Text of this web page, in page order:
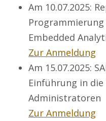
Am 10.07.2025:
Embedded
Zur Anmeldung
Am 15.07.2025:
Einführung in die
Administratoren
Zur Anmeldung